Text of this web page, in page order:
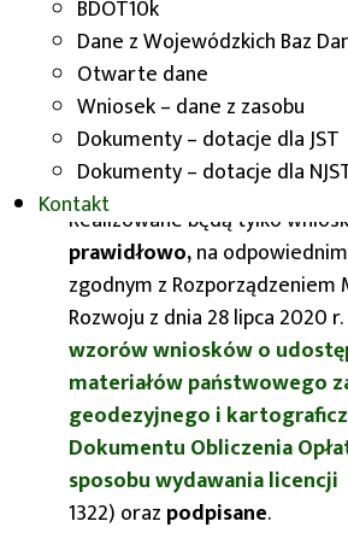
BDOT10k
Dane z Wojewódzkich Baz
Otwarte dane
Wniosek – dane z zasobu
Dokumenty – dotacje dla JST
Dokumenty – dotacje dla
Kontakt
poprzez
Podawczą
/
przez e-usługę dostępną
stronie
Realizowane będą tylko
prawidłowo,na odpowiednim
zgodnym z Rozporządzeniem
Rozwoju z dnia 28 lipca 2020 r.
wzorów wniosków o
materiałów państwowego
geodezyjnego i
Dokumentu Obliczenia
sposobu wydawania licencji
1322) oraz podpisane.